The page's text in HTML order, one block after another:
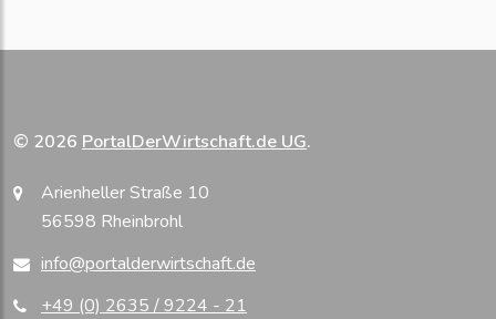
© 2026 PortalDerWirtschaft.de UG.
Arienheller Straße 10
56598 Rheinbrohl
info@portalderwirtschaft.de
+49 (0) 2635 / 9224 - 21